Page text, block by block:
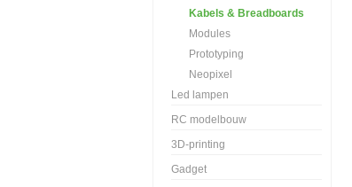
Kabels & Breadboards
Modules
Prototyping
Neopixel
Led lampen
RC modelbouw
3D-printing
Gadget